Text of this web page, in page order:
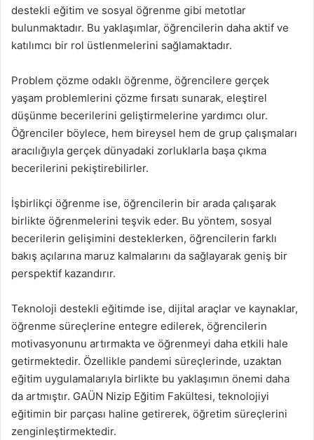
destekli eğitim ve sosyal öğrenme gibi metotlar
bulunmaktadır. Bu yaklaşımlar, öğrencilerin daha aktif ve
katılımcı bir rol üstlenmelerini sağlamaktadır.
Problem çözme odaklı öğrenme, öğrencilere gerçek
yaşam problemlerini çözme fırsatı sunarak, eleştirel
düşünme becerilerini geliştirmelerine yardımcı olur.
Öğrenciler böylece, hem bireysel hem de grup çalışmaları
aracılığıyla gerçek dünyadaki zorluklarla başa çıkma
becerilerini pekiştirebilirler.
İşbirlikçi öğrenme ise, öğrencilerin bir arada çalışarak
birlikte öğrenmelerini teşvik eder. Bu yöntem, sosyal
becerilerin gelişimini desteklerken, öğrencilerin farklı
bakış açılarına maruz kalmalarını da sağlayarak geniş bir
perspektif kazandırır.
Teknoloji destekli eğitimde ise, dijital araçlar ve kaynaklar,
öğrenme süreçlerine entegre edilerek, öğrencilerin
motivasyonunu artırmakta ve öğrenmeyi daha etkili hale
getirmektedir. Özellikle pandemi süreçlerinde, uzaktan
eğitim uygulamalarıyla birlikte bu yaklaşımın önemi daha
da artmıştır. GAÜN Nizip Eğitim Fakültesi, teknolojiyi
eğitimin bir parçası haline getirerek, öğretim süreçlerini
zenginleştirmektedir.